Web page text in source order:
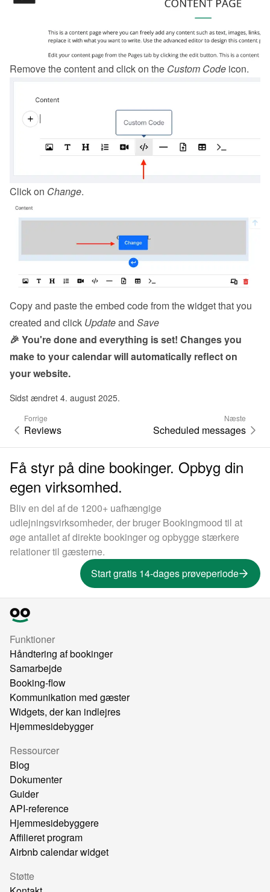
Remove the content and click on the Custom Code icon.
Click on Change.
Copy and paste the embed code from the widget that you
created and click Update and Save
🎉 You're done and everything is set! Changes you
make to your calendar will automatically reflect on
your website.
Sidst ændret 4. august 2025.
Forrige
Reviews
Næste
Scheduled messages
Få styr på dine bookinger. Opbyg din
egen virksomhed.
Bliv en del af de 1200+ uafhængige
udlejningsvirksomheder, der bruger Bookingmood til at
øge antallet af direkte bookinger og opbygge stærkere
relationer til gæsterne.
Start gratis 14-dages prøveperiode
Funktioner
Håndtering af bookinger
Samarbejde
Booking-flow
Kommunikation med gæster
Widgets, der kan indlejres
Hjemmesidebygger
Ressourcer
Blog
Dokumenter
Guider
API-reference
Hjemmesidebyggere
Affilieret program
Airbnb calendar widget
Støtte